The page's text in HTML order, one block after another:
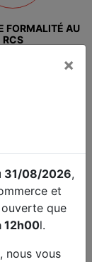
FORMALITÉ AU
RCS
au greffe
/ Requêtes.
de difficultés des
×
31/08/2026,
et
que
12h00l.
nous vous